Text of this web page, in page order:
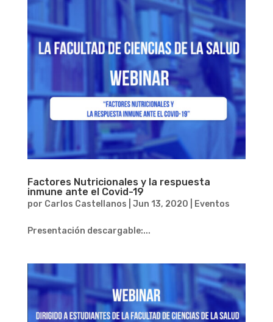
Factores Nutricionales y la respuesta
inmune ante el Covid-19
por Carlos Castellanos Jun 13, 2020 Eventos
Presentación descargable:...